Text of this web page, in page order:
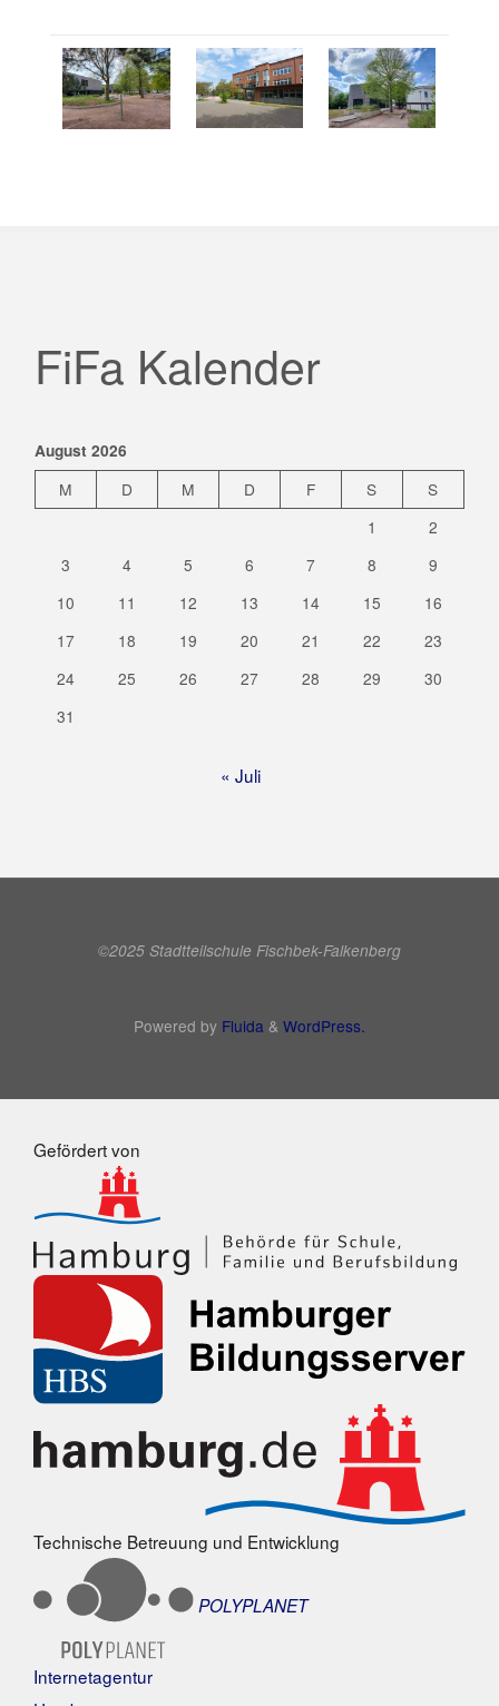
FiFa Kalender
August 2026
M D M D F S
S
1
2
3
4 5 6 7 8
9
10
11 12 13 14 15
16
17
18 19 20 21 22
23
24
25 26 27 28 29
30
31
« Juli
©2025 Stadtteilschule Fischbek-Falkenberg
Powered by Fluida & WordPress.
Gefördert von
Technische Betreuung und Entwicklung
POLYPLANET
Internetagentur